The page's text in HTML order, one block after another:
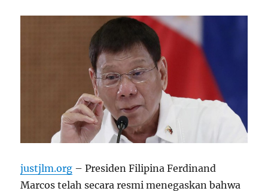
justjlm.org – Presiden Filipina Ferdinand
Marcos telah secara resmi menegaskan bahwa